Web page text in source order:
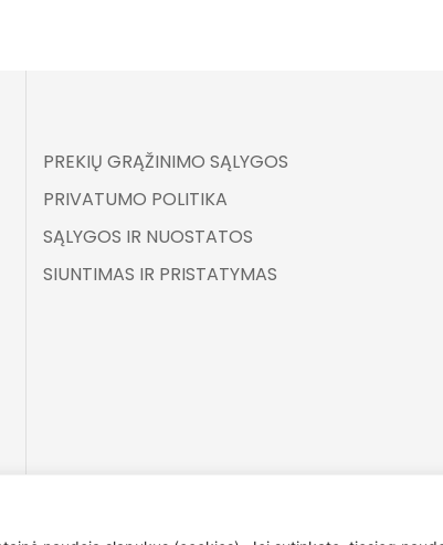
PREKIŲ GRĄŽINIMO SĄLYGOS
PRIVATUMO POLITIKA
SĄLYGOS IR NUOSTATOS
SIUNTIMAS IR PRISTATYMAS